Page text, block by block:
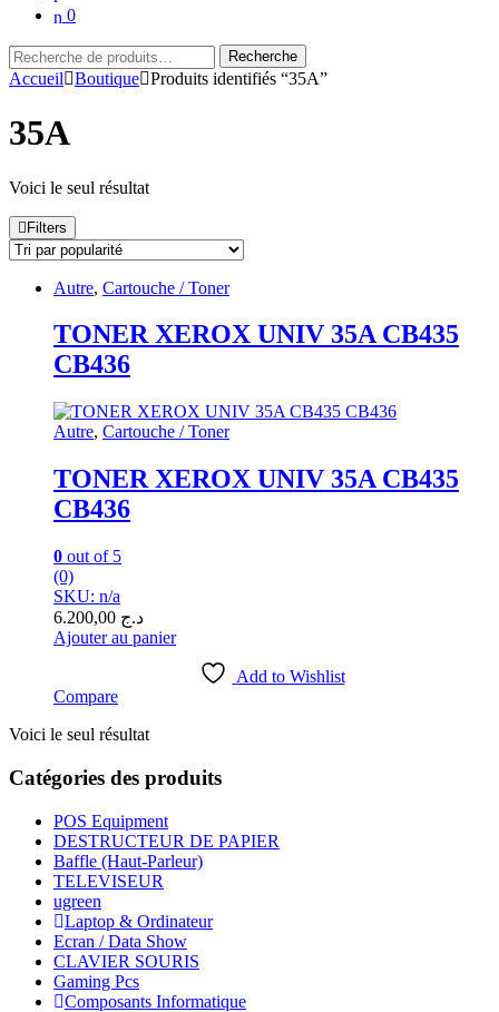
0
Recherche
pour :
Recherche
Accueil Boutique Produits identifiés “35A”
35A
Voici le seul résultat
Filters
Autre, Cartouche / Toner
TONER XEROX UNIV 35A CB435
CB436
Autre, Cartouche / Toner
TONER XEROX UNIV 35A CB435
CB436
0 out of 5
(0)
SKU: n/a
د.ج
Ajouter au panier
Add to Wishlist
Compare
Voici le seul résultat
Catégories des produits
POS Equipment
DESTRUCTEUR DE PAPIER
Baffle (Haut-Parleur)
TELEVISEUR
ugreen
Laptop & Ordinateur
Ecran / Data Show
CLAVIER SOURIS
Gaming Pcs
Composants Informatique